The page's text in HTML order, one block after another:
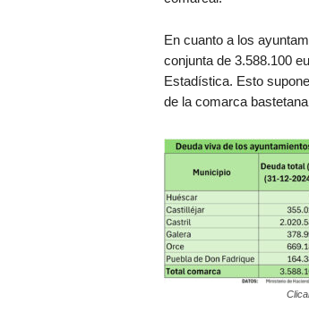
En cuanto a los
conjunta de 3.588.100
Estadística. Esto
de la comarca